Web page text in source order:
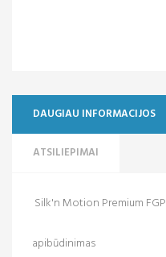
DAUGIAU INFORMACIJOS
ATSILIEPIMAI
Silk'n Motion Premium
apibūdinimas